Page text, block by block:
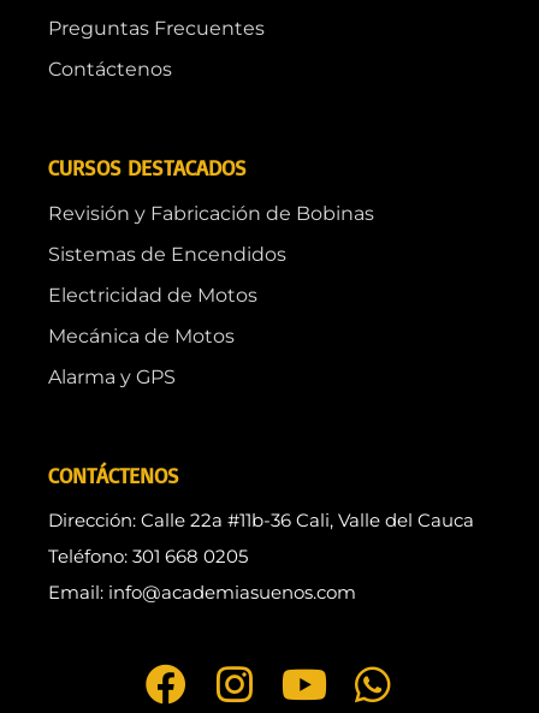
Preguntas Frecuentes
Contáctenos
CURSOS DESTACADOS
Revisión y Fabricación de Bobinas
Sistemas de Encendidos
Electricidad de Motos
Mecánica de Motos
Alarma y GPS
CONTÁCTENOS
Dirección: Calle 22a #11b-36 Cali, Valle del Cauca
Teléfono: 301 668 0205
Email: info@academiasuenos.com